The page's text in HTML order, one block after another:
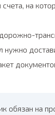
счета, на
обязан на